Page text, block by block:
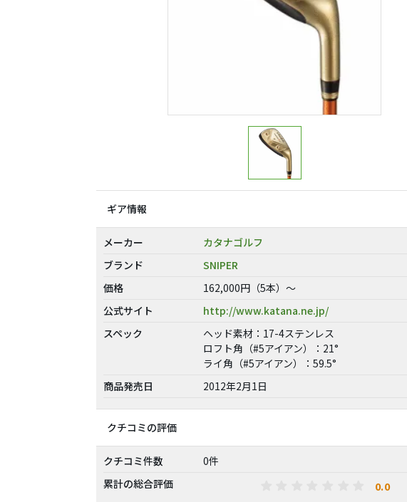
ギア情報
メーカー
カタナゴルフ
ブランド
SNIPER
価格
162,000円（5本）～
公式サイト
http://www.katana.ne.jp/
スペック
ヘッド素材：17-4ステンレス
ロフト角（#5アイアン）：21°
ライ角（#5アイアン）：59.5°
商品発売日
2012年2月1日
クチコミの評価
クチコミ件数
0件
累計の総合評価
0.0